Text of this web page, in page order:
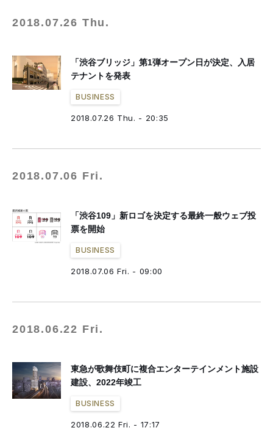
2018.07.26 Thu.
「渋谷ブリッジ」第1弾オープン日が決定、入居
テナントを発表
BUSINESS
2018.07.26 Thu. - 20:35
2018.07.06 Fri.
「渋谷109」新ロゴを決定する最終一般ウェブ投
票を開始
BUSINESS
2018.07.06 Fri. - 09:00
2018.06.22 Fri.
東急が歌舞伎町に複合エンターテインメント施設
建設、2022年竣工
BUSINESS
2018.06.22 Fri. - 17:17